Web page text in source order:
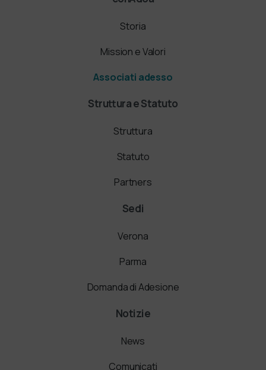
Storia
Mission e Valori
Associati adesso
Struttura e Statuto
Struttura
Statuto
Partners
Sedi
Verona
Parma
Domanda di Adesione
Notizie
News
Comunicati